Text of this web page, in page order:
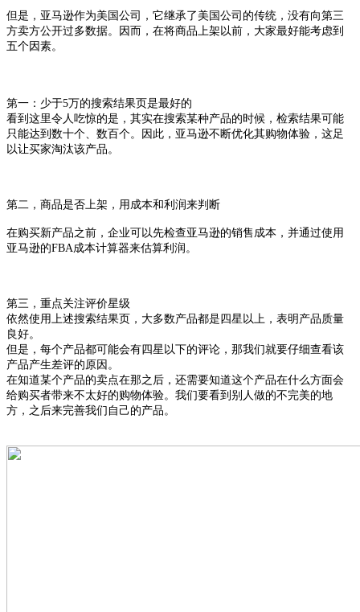
但是，亚马逊作为美国公司， 它继承了美国公司的传统，没有向第三
方卖方公开过多数据。因而，在将商品上架以前，大家最好能考虑到
五个因素。
第一： 少于5万的搜索结果页是最好的
看到这里令人吃惊的是，其实在搜索某种产品的时候，检索结果可能
只能达到数十个、数百个。因此，亚马逊不断优化其购物体验，这足
以让买家淘汰该产品。
第二， 商品是否上架，用成本和利润来判断
在购买新产品之前，企业可以先检查亚马逊的销售成本，并通过使用
亚马逊的FBA成本计算器来估算利润。
第三， 重点关注评价星级
依然使用上述搜索结果页，大多数产品都是四星以上，表明产品质量
良好。
但是，每个产品都可能会有四星以下的评论 ， 那我们就要仔细查看该
产品产生差评的原因。
在知道某个产品的卖点在那之后，还需要知道这个产品在什么方面会
给购买者带来不太好的购物体验。我们要看到别人 做的不完美的地
方， 之后来完善我们 自己的产品。